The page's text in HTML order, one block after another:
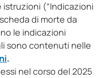
(“Indicazioni
di morte da
le indicazioni
sono contenuti nelle
.
nel corso del 2025